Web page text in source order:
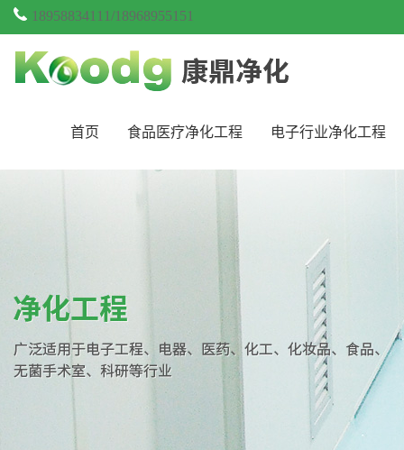
18958834111/18968955151
首页 食品医疗净化工程 电子行业净化工程